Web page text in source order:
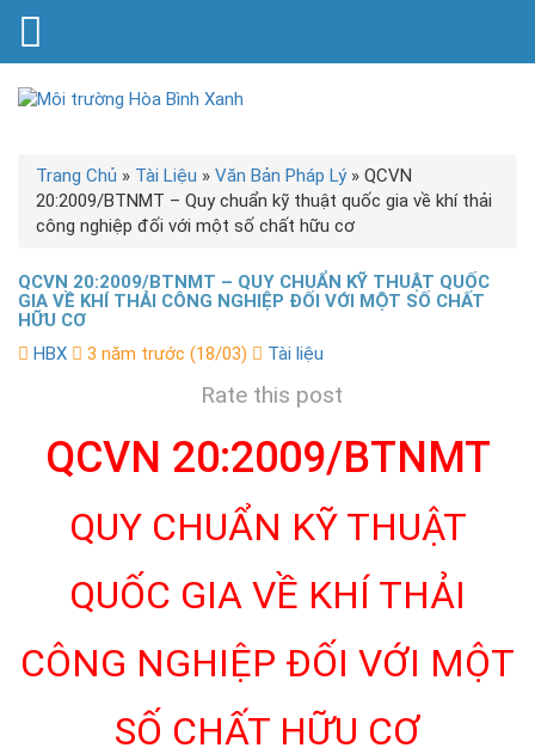
Trang Chủ » Tài Liệu » Văn Bản Pháp Lý» QCVN
20:2009/BTNMT – Quy chuẩn kỹ thuật quốc gia về khí thải
công nghiệp đối với một số chất hữu cơ
QCVN 20:2009/BTNMT – QUY CHUẨN KỸ THUẬT QUỐC
GIA VỀ KHÍ THẢI CÔNG NGHIỆP ĐỐI VỚI MỘT SỐ CHẤT
HỮU CƠ
HBX
3 năm trước (18/03) Tài liệu
Rate this post
QCVN 20:2009/BTNMT
QUY CHUẨN KỸ THUẬT
QUỐC GIA VỀ KHÍ THẢI
CÔNG NGHIỆP ĐỐI VỚI MỘT
SỐ CHẤT HỮU CƠ